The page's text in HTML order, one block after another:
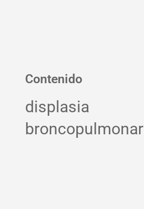
Contenido
displasia
broncopulmonar